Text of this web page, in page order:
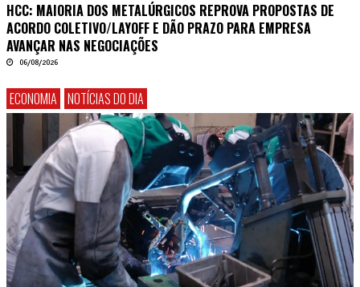
HCC: MAIORIA DOS METALÚRGICOS REPROVA PROPOSTAS DE
ACORDO COLETIVO/LAYOFF E DÃO PRAZO PARA EMPRESA
AVANÇAR NAS NEGOCIAÇÕES
06/08/2026
ECONOMIA NOTÍCIAS DO DIA